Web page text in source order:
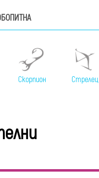
Скорпион Стрелец